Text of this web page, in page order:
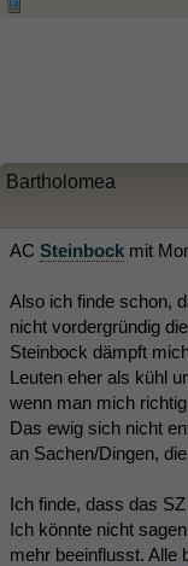
Bartholomea
AC Steinbock mit
Also ich finde schon,
nicht vordergründig
Steinbock dämpft
Leuten eher als kühl
wenn man mich
Das ewig sich nicht
an Sachen/Dingen,
Ich finde, dass das
Ich könnte nicht
mehr beeinflusst. Alle